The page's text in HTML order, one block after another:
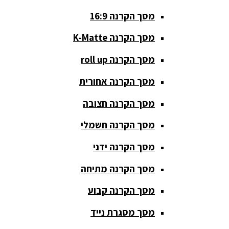
סאבים
וחצובות
ערכת קריוקי
שקטות
מערכות
הגברה
פלטות DJ
קונטרולים
מסך הקרנה 16:9
מסך הקרנה K-Matte
מסך הקרנה roll up
מסך הקרנה אחורית
מסך הקרנה חצובה
מסך הקרנה חשמלי
מסך הקרנה ידני
מסך הקרנה מתיחה
מסך הקרנה קבוע
מסך מסגרת נייד